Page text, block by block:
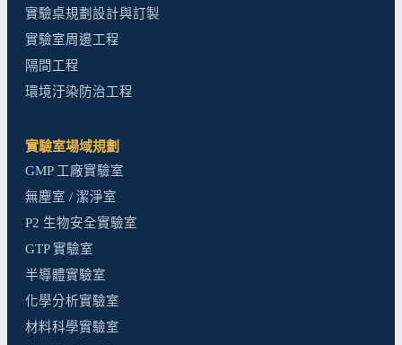
實驗桌規劃設計與訂製
實驗室周邊工程
隔間工程
環境汙染防治工程
實驗室場域規劃
GMP 工廠實驗室
無塵室 / 潔淨室
P2 生物安全實驗室
GTP 實驗室
半導體實驗室
化學分析實驗室
材料科學實驗室